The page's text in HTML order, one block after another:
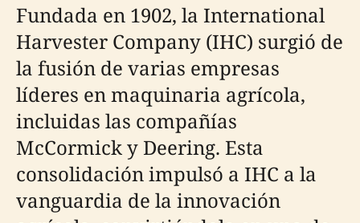
Fundada en 1902, la International
Harvester Company (IHC) surgió de
la fusión de varias empresas
líderes en maquinaria agrícola,
incluidas las compañías
McCormick y Deering. Esta
consolidación impulsó a IHC a la
vanguardia de la innovación